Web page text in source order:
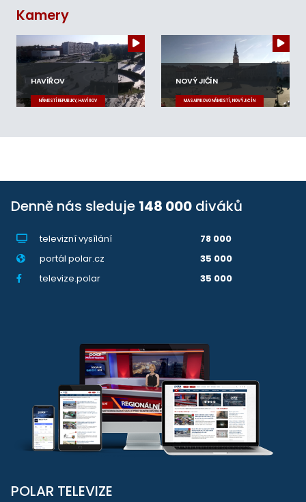
Kamery
HAVÍŘOV
NÁMĚSTÍ REPUBLIKY, HAVÍŘOV
NOVÝ JIČÍN
MASARYKOVO NÁMĚSTÍ, NOVÝ JIČÍN
Denně nás sleduje 148 000 diváků
televizní vysílání
78 000
portál polar.cz
35 000
televize.polar
35 000
POLAR TELEVIZE